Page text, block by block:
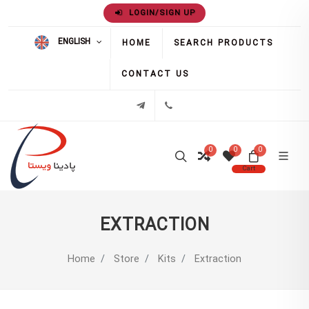
LOGIN/SIGN UP
ENGLISH HOME SEARCH PRODUCTS
CONTACT US
تلگرام
0 0
Cart
0
EXTRACTION
Home Store Kits Extraction